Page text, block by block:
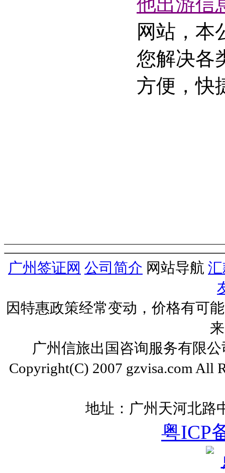
网站，本
您解决各
方便，快
广州签证网 公司简介 网站导航
因特惠政策经常变动，价格有可
广州信旅出国咨询服务有限
Copyright(C) 2007 gzvisa.com All
地址：广州天河北路
粤ICP